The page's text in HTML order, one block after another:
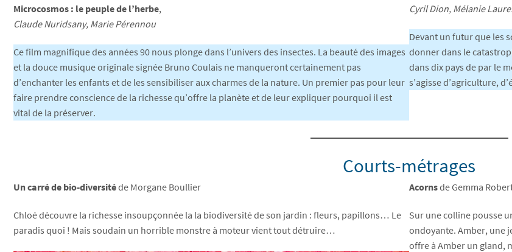
Microcosmos : le peuple de l’herbe,
Claude Nuridsany, Marie Pérennou
Ce film magnifique des années 90 nous plonge dans l’univers des insectes. La beauté des images
et la douce musique originale signée Bruno Coulais ne manqueront certainement pas
d’enchanter les enfants et de les sensibiliser aux charmes de la nature. Un premier pas pour leur
faire prendre conscience de la richesse qu’offre la planète et de leur expliquer pourquoi il est
vital de la préserver.
Cyril Dion, Mélanie
Devant un futur que les
donner dans le
dans dix pays de par le
s’agisse d’agriculture,
Courts-métrages
Un carré de bio-diversitéde Morgane Boullier
Chloé découvre la richesse insoupçonnée la la biodiversité de son jardin : fleurs, papillons… Le
paradis quoi ! Mais soudain un horrible monstre à moteur vient tout détruire…
Acornsde Gemma
Sur une colline pousse
ondoyante. Amber, une
offre à Amber un gland,